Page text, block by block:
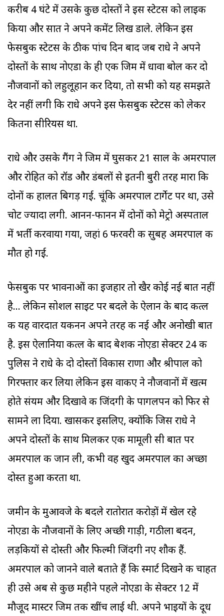
करीब 4 घंटे में उसके कुछ दोस्तों ने इस स्टेटस को लाइक
किया और सात ने अपने कमेंट लिख डाले. लेकिन इस
फेसबुक स्टेटस के ठीक पांच दिन बाद जब राधे ने अपने
दोस्तों के साथ नोएडा के ही एक जिम में धावा बोल कर दो
नौजवानों को लहुलूहान कर दिया, तो सभी को यह समझते
देर नहीं लगी कि राधे अपने इस फेसबुक स्टेटस को लेकर
कितना सीरियस था.
राधे और उसके गैंग ने जिम में घुसकर 21 साल के अमरपाल
और रोहित को रॉड और डंबलों से इतनी बुरी तरह मारा कि
दोनों की हालत बिगड़ गई. चूंकि अमरपाल टार्गेट पर था, उसे
चोट ज्यादा लगी. आनन-फानन में दोनों को मेट्रो अस्पताल
में भर्ती करवाया गया, जहां 6 फरवरी की सुबह अमरपाल की
मौत हो गई.
फेसबुक पर भावनाओं का इजहार तो खैर कोई नई बात नहीं
है... लेकिन सोशल साइट पर बदले के ऐलान के बाद कत्ल
की यह वारदात यकीनन अपने तरह की नई और अनोखी बात
है. इस ऐलानिया कत्ल के बाद बेशक नोएडा सेक्टर 24 की
पुलिस ने राधे के दो दोस्तों विकास राणा और श्रीपाल को
गिरफ्तार कर लिया लेकिन इस वाकए ने नौजवानों में खत्म
होते संयम और दिखावे की जिंदगी के पागलपन को फिर से
सामने ला दिया. खासकर इसलिए, क्योंकि जिस राधे ने
अपने दोस्तों के साथ मिलकर एक मामूली सी बात पर
अमरपाल की जान ली, कभी वह खुद अमरपाल का अच्छा
दोस्त हुआ करता था.
जमीन के मुआवजे के बदले रातोरात करोड़ों में खेल रहे
नोएडा के नौजवानों के लिए अच्छी गाड़ी, गठीला बदन,
लड़कियों से दोस्ती और फिल्मी जिंदगी नए शौक हैं.
अमरपाल को जानने वाले बताते हैं कि स्मार्ट दिखने की चाहत
ही उसे अब से कुछ महीने पहले नोएडा के सेक्टर 12 में
मौजूद मास्टर जिम तक खींच लाई थी. अपने भाइयों के दूध